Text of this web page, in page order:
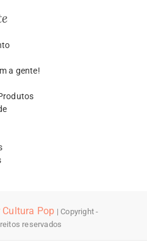
a gente!
Cultura Pop | Copyright -
reservados